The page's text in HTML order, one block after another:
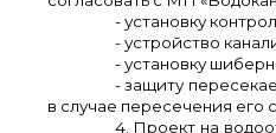
- установку
- устройство
- установку
- защиту
в случае пересечения
4. Проект на